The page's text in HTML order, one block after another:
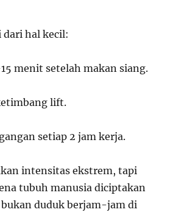
dari hal kecil:
menit setelah makan siang.
lift.
setiap 2 jam kerja.
intensitas ekstrem, tapi
tubuh manusia diciptakan
duduk berjam-jam di